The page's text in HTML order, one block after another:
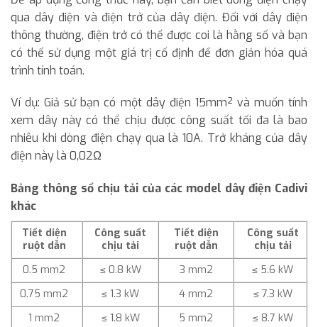
qua dây điện và điện trở của dây điện. Đối với dây điện
thông thường, điện trở có thể được coi là hằng số và bạn
có thể sử dụng một giá trị cố định để đơn giản hóa quá
trình tính toán.
Ví dụ:Giả sử bạn có một dây điện 15mm² và muốn tính
xem dây này có thể chịu được công suất tối đa là bao
nhiêu khi dòng điện chạy qua là 10A. Trở kháng của dây
điện này là 0,02Ω
Bảng thông số chịu tải của các model dây điện Cadivi
khác
Tiết diện
ruột dẫn
Công suất
chịu tải
Tiết diện
ruột dẫn
Công suất
chịu tải
0.5 mm2
≤ 0.8 kW 3 mm2
≤ 5.6 kW
0.75 mm2
≤ 1.3 kW 4 mm2
≤ 7.3 kW
1 mm2
≤ 1.8 kW 5 mm2
≤ 8.7 kW